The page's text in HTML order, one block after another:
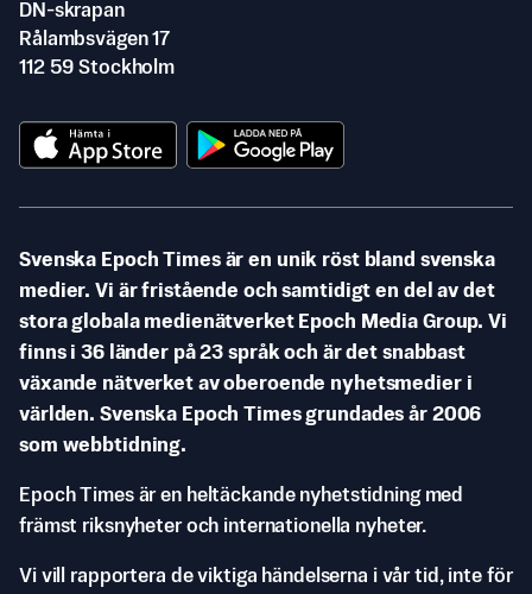
DN-skrapan
Rålambsvägen 17
112 59 Stockholm
Svenska Epoch Times är en unik röst bland svenska
medier. Vi är fristående och samtidigt en del av det
stora globala medienätverket Epoch Media Group. Vi
finns i 36 länder på 23 språk och är det snabbast
växande nätverket av oberoende nyhetsmedier i
världen. Svenska Epoch Times grundades år 2006
som webbtidning.
Epoch Times är en heltäckande nyhetstidning med
främst riksnyheter och internationella nyheter.
Vi vill rapportera de viktiga händelserna i vår tid, inte för